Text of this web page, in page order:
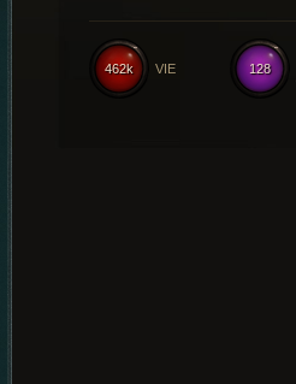
128
462k VIE